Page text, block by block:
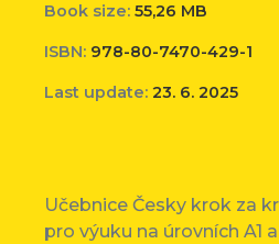
Book size: 55,26 MB
ISBN: 978-80-7470-429-1
Last update: 23. 6. 2025
Učebnice Česky krok za
pro výuku na úrovních A1